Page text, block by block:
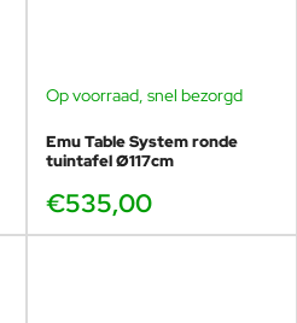
Op voorraad, snel bezorgd
Emu Table System ronde
tuintafel Ø117cm
€535,00